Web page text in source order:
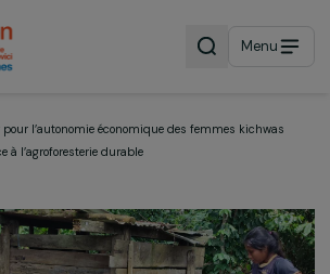
Menu
Agir pour l’autonomie économique des femmes